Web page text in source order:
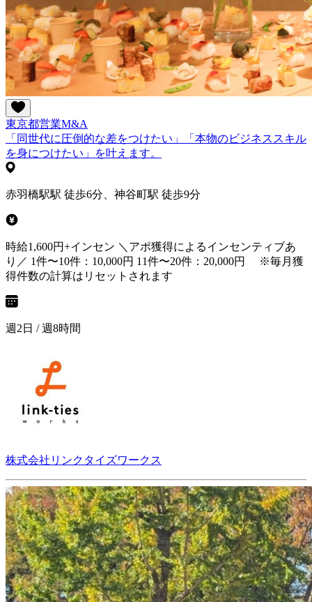
東京都営業M&A
「同世代に圧倒的な差をつけたい」「本物のビジネススキル
を身につけたい」を叶えます。
赤羽橋駅駅 徒歩6分、神谷町駅 徒歩9分
時給1,600円+インセン ＼アポ獲得によるインセンティブあ
り／ 1件〜10件：10,000円 11件〜20件：20,000円 ※毎月獲
得件数の計算はリセットされます
週2日 / 週8時間
株式会社リンクタイズワークス